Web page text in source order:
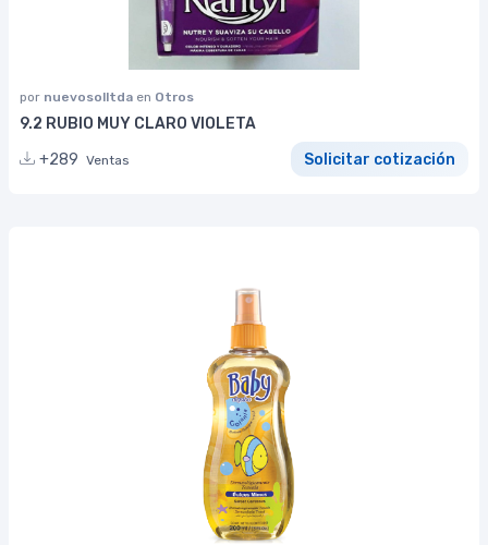
por nuevosolltda en Otros
9.2 RUBIO MUY CLARO VIOLETA
+289 Ventas Solicitar cotización